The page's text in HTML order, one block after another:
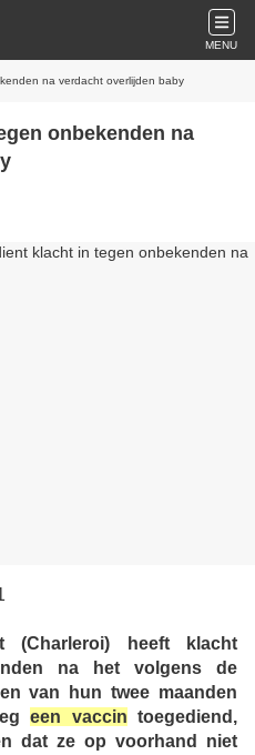
MENU
na verdacht overlijden baby
onbekenden na
(Charleroi) heeft klacht
na het volgens de
van hun twee maanden
een vaccin toegediend,
dat ze op voorhand niet